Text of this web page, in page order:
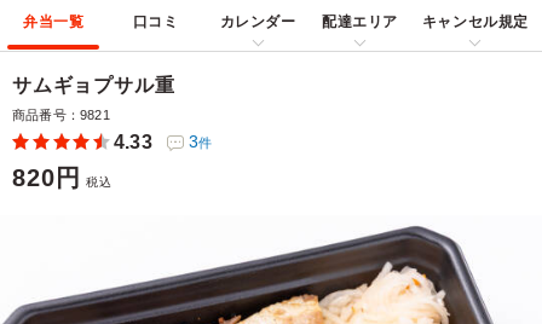
弁当一覧 口コミ カレンダー 配達エリア キャンセル規定
サムギョプサル重
商品番号：9821
4.33 3件
820円 税込